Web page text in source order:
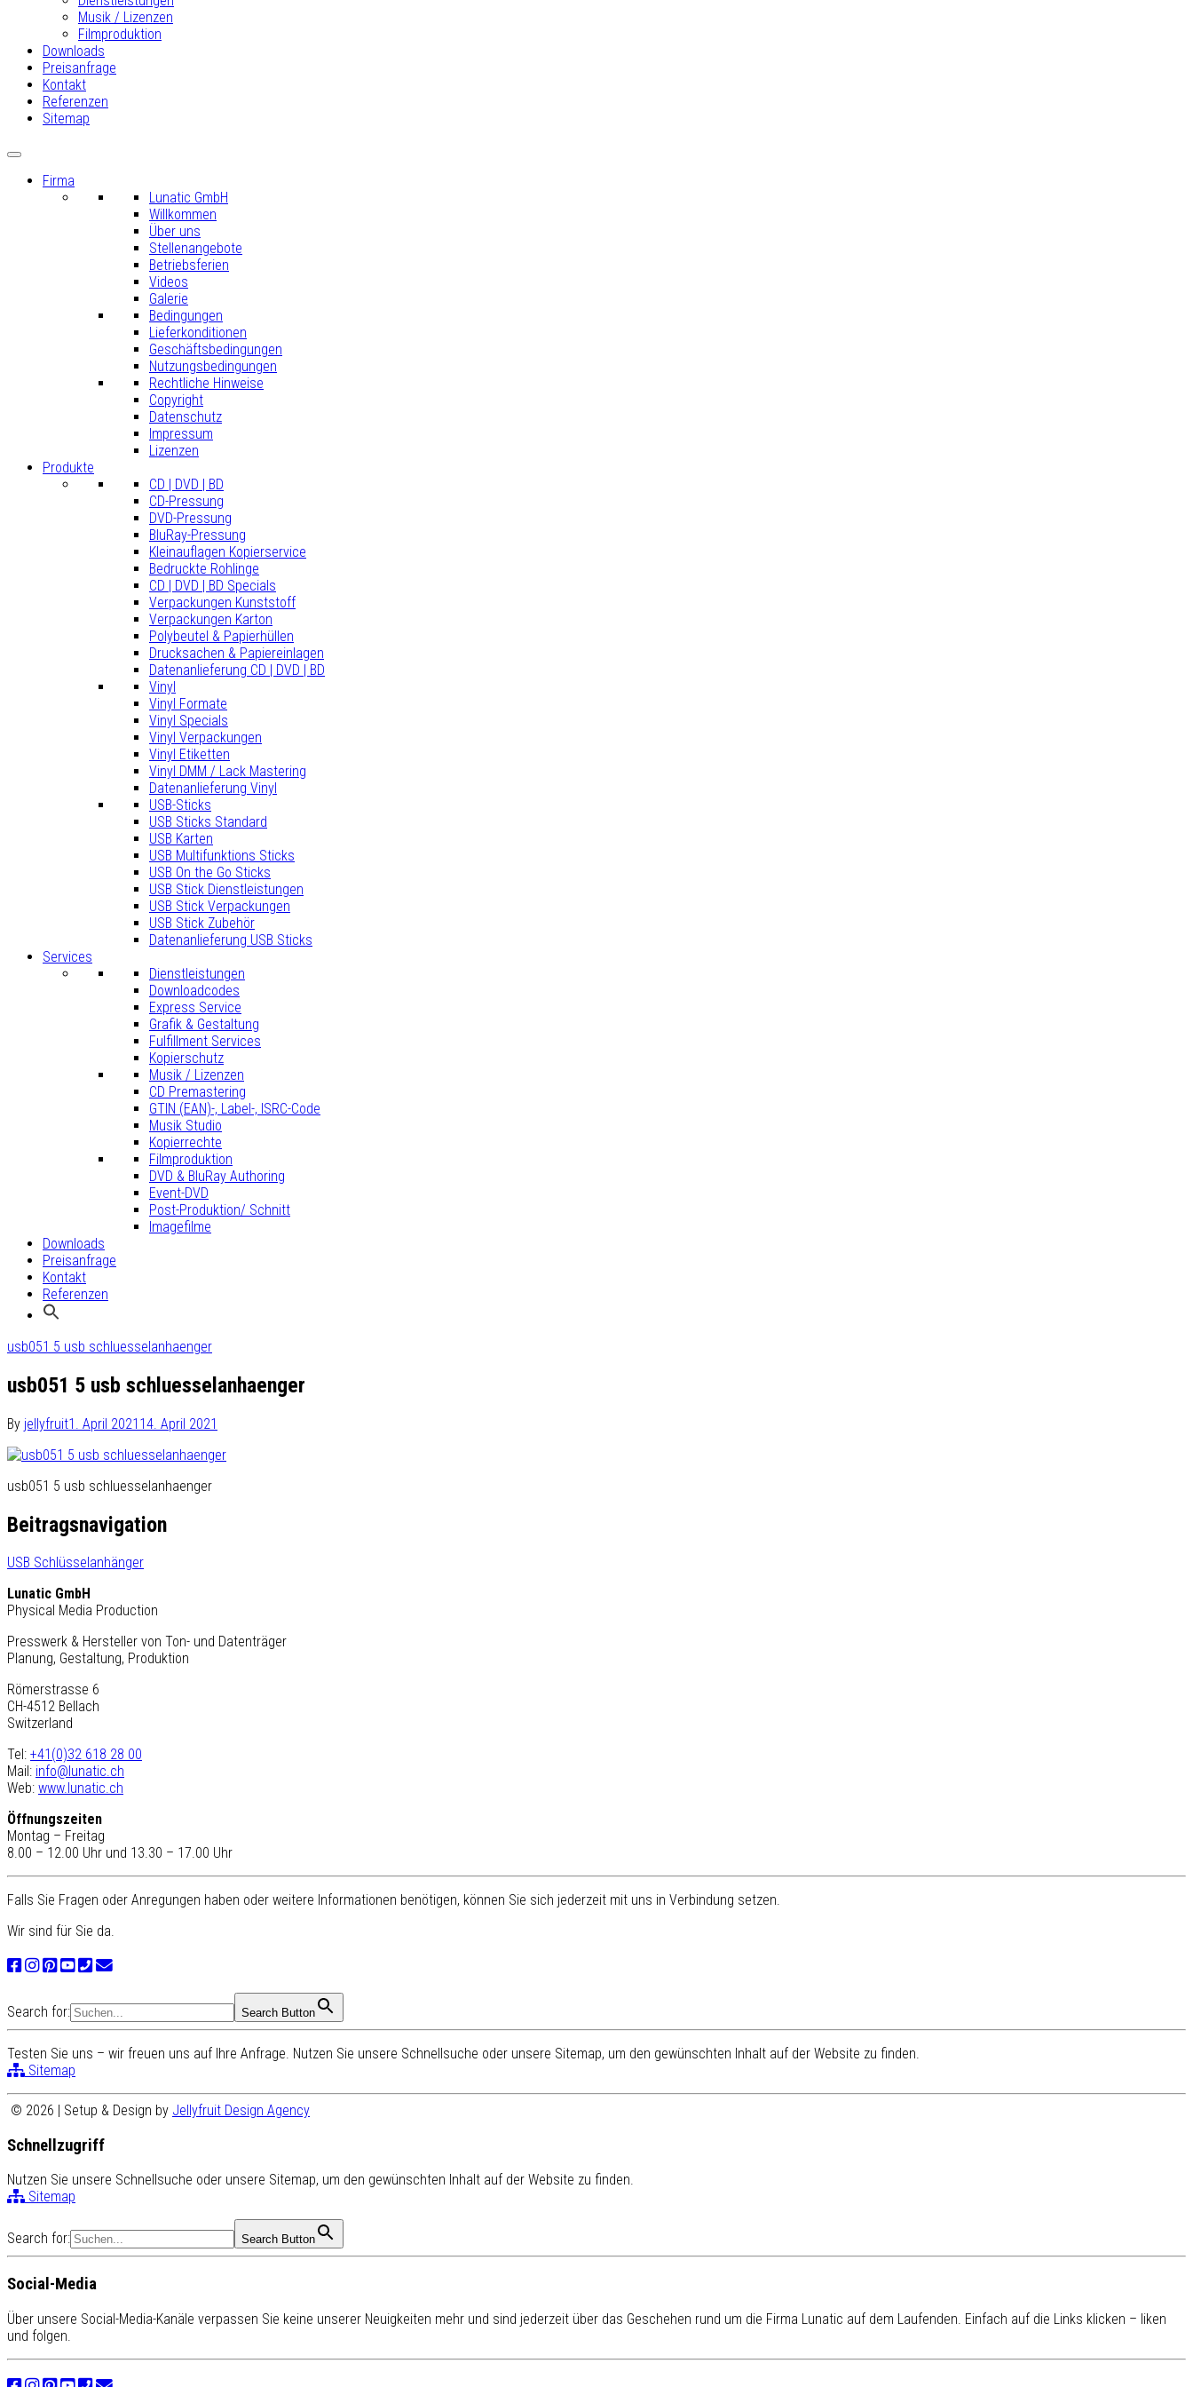
Musik / Lizenzen
Filmproduktion
Downloads
Preisanfrage
Kontakt
Referenzen
Sitemap
Firma
Lunatic GmbH
Willkommen
Über uns
Stellenangebote
Betriebsferien
Videos
Galerie
Bedingungen
Lieferkonditionen
Geschäftsbedingungen
Nutzungsbedingungen
Rechtliche Hinweise
Copyright
Datenschutz
Impressum
Lizenzen
Produkte
CD | DVD | BD
CD-Pressung
DVD-Pressung
BluRay-Pressung
Kleinauflagen Kopierservice
Bedruckte Rohlinge
CD | DVD | BD Specials
Verpackungen Kunststoff
Verpackungen Karton
Polybeutel & Papierhüllen
Drucksachen & Papiereinlagen
Datenanlieferung CD | DVD | BD
Vinyl
Vinyl Formate
Vinyl Specials
Vinyl Verpackungen
Vinyl Etiketten
Vinyl DMM / Lack Mastering
Datenanlieferung Vinyl
USB-Sticks
USB Sticks Standard
USB Karten
USB Multifunktions Sticks
USB On the Go Sticks
USB Stick Dienstleistungen
USB Stick Verpackungen
USB Stick Zubehör
Datenanlieferung USB Sticks
Services
Dienstleistungen
Downloadcodes
Express Service
Grafik & Gestaltung
Fulfillment Services
Kopierschutz
Musik / Lizenzen
CD Premastering
GTIN (EAN)-, Label-, ISRC-Code
Musik Studio
Kopierrechte
Filmproduktion
DVD & BluRay Authoring
Event-DVD
Post-Produktion/ Schnitt
Imagefilme
Downloads
Preisanfrage
Kontakt
Referenzen
usb051 5 usb schluesselanhaenger
usb051 5 usb schluesselanhaenger
By jellyfruit1. April 2021 14. April 2021
usb051 5 usb schluesselanhaenger
Beitragsnavigation
USB Schlüsselanhänger
Lunatic GmbH
Physical Media Production
Presswerk & Hersteller von Ton- und Datenträger
Planung, Gestaltung, Produktion
Römerstrasse 6
CH-4512 Bellach
Switzerland
Tel: +41(0)32 618 28 00
Mail: info@lunatic.ch
Web: www.lunatic.ch
Öffnungszeiten
Montag – Freitag
8.00 – 12.00 Uhr und 13.30 – 17.00 Uhr
Falls Sie Fragen oder Anregungen haben oder weitere Informationen benötigen, können Sie sich jederzeit mit uns in Verbindung setzen.
Wir sind für Sie da.
Search for: Search Button
Testen Sie uns – wir freuen uns auf Ihre Anfrage. Nutzen Sie unsere Schnellsuche oder unsere Sitemap, um den gewünschten Inhalt auf der Website zu finden.
Sitemap
© 2026 | Setup & Design by Jellyfruit Design Agency
Schnellzugriff
Nutzen Sie unsere Schnellsuche oder unsere Sitemap, um den gewünschten Inhalt auf der Website zu finden.
Sitemap
Search for: Search Button
Social-Media
Über unsere Social-Media-Kanäle verpassen Sie keine unserer Neuigkeiten mehr und sind jederzeit über das Geschehen rund um die Firma Lunatic auf dem Laufenden. Einfach auf die Links klicken – liken
und folgen.